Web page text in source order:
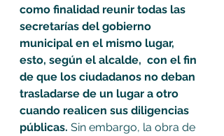
como finalidad reunir todas las
secretarías del gobierno
municipal en el mismo lugar,
esto, según el alcalde,  con el fin
de que los ciudadanos no deban
trasladarse de un lugar a otro
cuando realicen sus diligencias
públicas. Sin embargo, la obra de